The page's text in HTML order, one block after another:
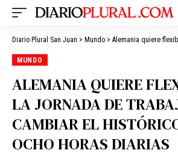
Diario Plural San Juan > Mundo > Alemania quiere flexibilizar la jornada de
MUNDO
ALEMANIA QUIERE
LA JORNADA DE
CAMBIAR EL
OCHO HORAS DIARIAS